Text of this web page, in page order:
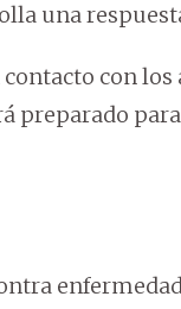
una
con los
preparado